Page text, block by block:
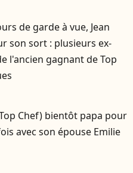
de garde à vue, Jean
son sort : plusieurs ex-
l'ancien gagnant de Top
Chef) bientôt papa pour
avec son épouse Emilie